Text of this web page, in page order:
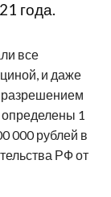
года.
все
и даже
разрешением
1
000 рублей в
РФ от